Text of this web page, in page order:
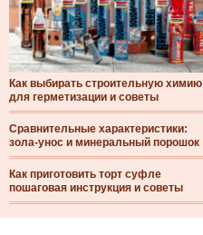
Как выбирать строительную химию
для герметизации и советы
Сравнительные характеристики:
зола-унос и минеральный порошок
Как приготовить торт суфле
пошаговая инструкция и советы